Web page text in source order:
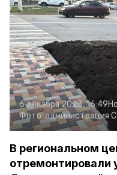
6 декабря 2023, 16:49
Фото: администрация
В региональном
отремонтировали